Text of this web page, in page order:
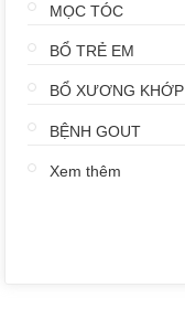
MỌC TÓC
BỔ TRẺ EM
BỔ XƯƠNG KHỚP
BỆNH GOUT
Xem thêm